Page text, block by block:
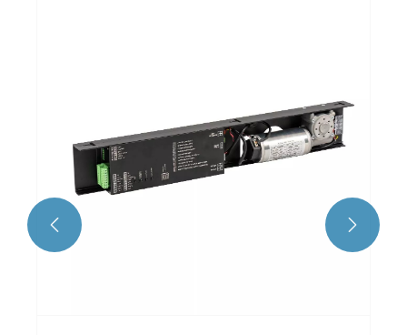
 